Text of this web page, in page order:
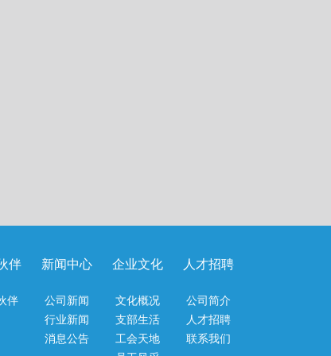
伴
伴
新闻中心
公司新闻
行业新闻
消息公告
企业文化
文化概况
支部生活
工会天地
人才招聘
公司简介
人才招聘
联系我们